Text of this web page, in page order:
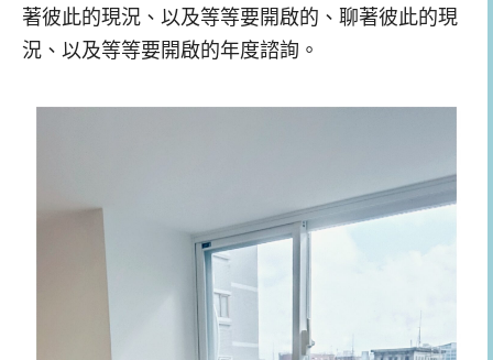
著彼此的現況、以及等等要開啟的、聊著彼此的現
況、以及等等要開啟的年度諮詢。